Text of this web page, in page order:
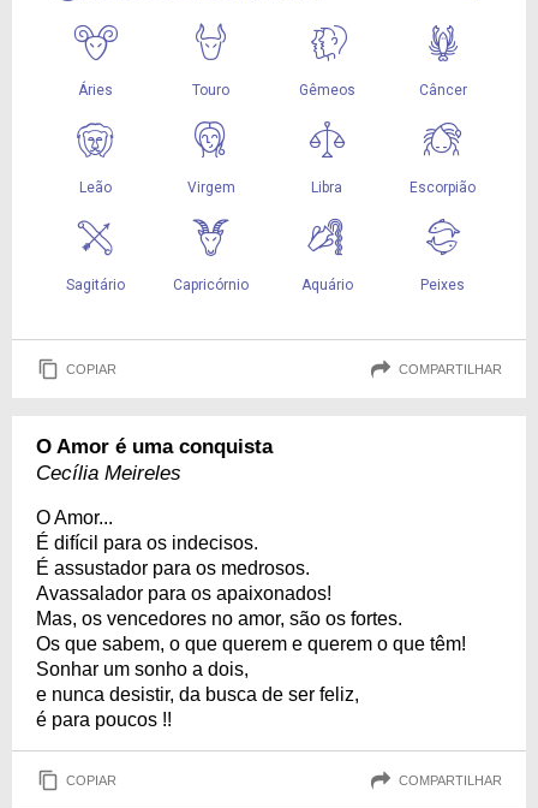
COPIAR COMPARTILHAR
O Amor é uma conquista
Cecília Meireles
O Amor...
É difícil para os indecisos.
É assustador para os medrosos.
Avassalador para os apaixonados!
Mas, os vencedores no amor, são os fortes.
Os que sabem, o que querem e querem o que têm!
Sonhar um sonho a dois,
e nunca desistir, da busca de ser feliz,
é para poucos !!
COPIAR COMPARTILHAR